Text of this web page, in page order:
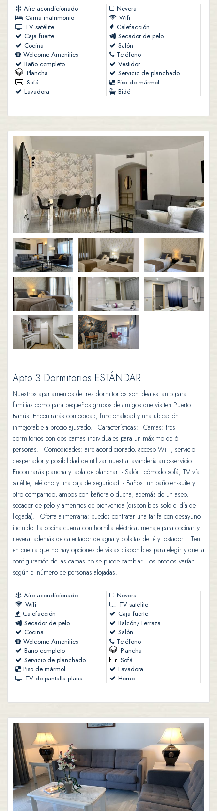
Aire acondicionado
Nevera
Cama matrimonio
Wifi
TV satélite
Calefacción
Caja fuerte
Secador de pelo
Cocina
Salón
Welcome Amenities
Teléfono
Baño completo
Vestidor
Plancha
Servicio de planchado
Sofá
Piso de mármol
Lavadora
Bidé
Apto 3 Dormitorios ESTÁNDAR
Nuestros apartamentos de tres dormitorios son ideales tanto para
familias como para pequeños grupos de amigos que visiten Puerto
Banús. Encontrarás comodidad, funcionalidad y una ubicación
inmejorable a precio ajustado. Características: - Camas: tres
dormitorios con dos camas individuales para un máximo de 6
personas. - Comodidades: aire acondicionado, acceso WiFi, servicio
despertador y posibilidad de utilizar nuestra lavandería auto-servicio.
Encontrarás plancha y tabla de planchar. - Salón: cómodo sofá, TV vía
satélite, teléfono y una caja de seguridad. - Baños: un baño en-suite y
otro compartido; ambos con bañera o ducha, además de un aseo,
secador de pelo y amenities de bienvenida (disponibles solo el día de
llegada). - Oferta alimentaria: puedes contratar una tarifa con desayuno
incluido. La cocina cuenta con hornilla eléctrica, menaje para cocinar y
nevera, además de calentador de agua y bolsitas de té y tostador. Ten
en cuenta que no hay opciones de vistas disponibles para elegir y que la
configuración de las camas no se puede cambiar. Los precios varían
según el número de personas alojadas.
Aire acondicionado
Nevera
Wifi
TV satélite
Calefacción
Caja fuerte
Secador de pelo
Balcón/Terraza
Cocina
Salón
Welcome Amenities
Teléfono
Baño completo
Plancha
Servicio de planchado
Sofá
Piso de mármol
Lavadora
TV de pantalla plana
Horno